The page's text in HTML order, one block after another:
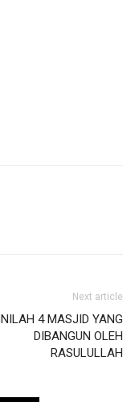
Next article
INILAH 4 MASJID YANG
DIBANGUN OLEH
RASULULLAH